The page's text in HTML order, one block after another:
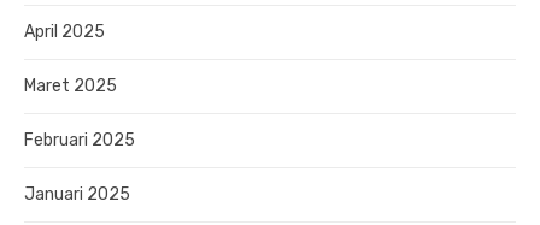
April 2025
Maret 2025
Februari 2025
Januari 2025